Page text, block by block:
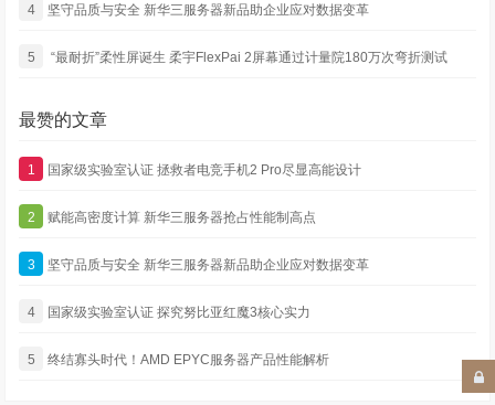
4 坚守品质与安全 新华三服务器新品助企业应对数据变革
5 “最耐折”柔性屏诞生 柔宇FlexPai 2屏幕通过计量院180万次弯折测试
最赞的文章
1 国家级实验室认证 拯救者电竞手机2 Pro尽显高能设计
2 赋能高密度计算 新华三服务器抢占性能制高点
3 坚守品质与安全 新华三服务器新品助企业应对数据变革
4 国家级实验室认证 探究努比亚红魔3核心实力
5 终结寡头时代！AMD EPYC服务器产品性能解析